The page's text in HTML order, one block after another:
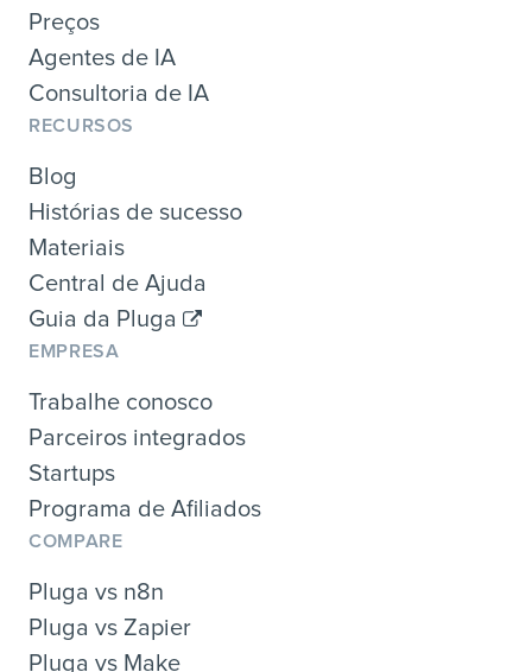
Preços
Agentes de IA
Consultoria de IA
RECURSOS
Blog
Histórias de sucesso
Materiais
Central de Ajuda
Guia da Pluga
EMPRESA
Trabalhe conosco
Parceiros integrados
Startups
Programa de Afiliados
COMPARE
Pluga vs n8n
Pluga vs Zapier
Pluga vs Make